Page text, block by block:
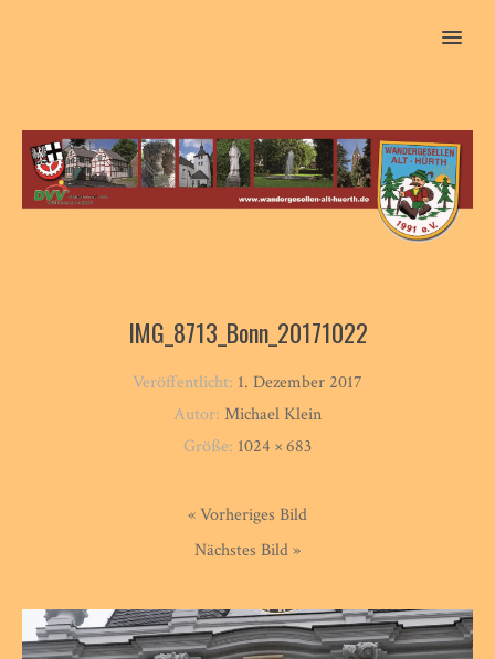
MENU
IMG_8713_Bonn_20171022
Veröffentlicht: 1. Dezember 2017
Autor: Michael Klein
Größe: 1024 × 683
« Vorheriges Bild
Nächstes Bild »